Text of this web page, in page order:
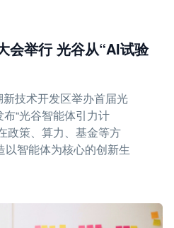
会举行 光谷从“AI试验
技术开发区举办首届光
“光谷智能体引力计
政策、算力、基金等方
智能体为核心的创新生